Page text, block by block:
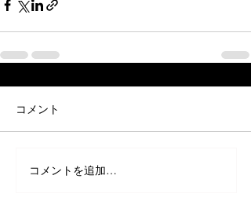
コメント
コメントを追加…